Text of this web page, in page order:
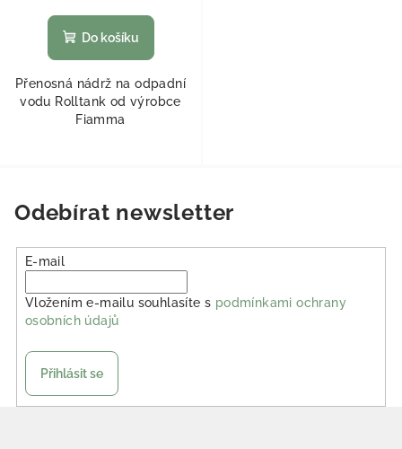
Do košíku
Přenosná nádrž na odpadní
vodu Rolltank od výrobce
Fiamma
Odebírat newsletter
E-mail
Vložením e-mailu souhlasíte s podmínkami ochrany
osobních údajů
Přihlásit se